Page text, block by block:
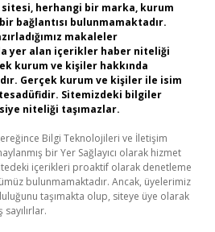
herhangi bir marka, kurum
bağlantısı bulunmamaktadır.
makaleler
yer alan içerikler haber niteliği
kurum ve kişiler hakkında
Gerçek kurum ve kişiler ile isim
Sitemizdeki bilgiler
niteliği taşımazlar.
Bilgi Teknolojileri ve İletişim
bir Yer Sağlayıcı olarak hizmet
içerikleri proaktif olarak denetleme
bulunmamaktadır. Ancak, üyelerimiz
taşımakta olup, siteye üye olarak